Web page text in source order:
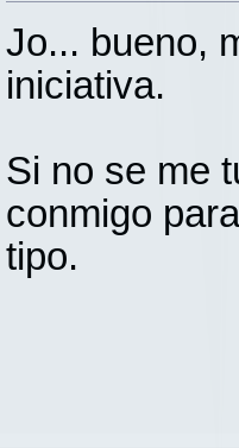
Jo... bueno,
iniciativa.
Si no se me
conmigo
tipo.